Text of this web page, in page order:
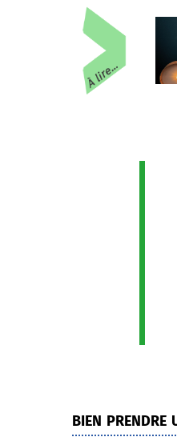
bien prendre